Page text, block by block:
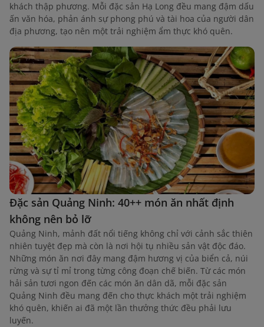
khách thập phương. Mỗi đặc sản Hạ Long đều mang đậm dấu
ấn văn hóa, phản ánh sự phong phú và tài hoa của người dân
địa phương, tạo nên một trải nghiệm ẩm thực khó quên.
Đặc sản Quảng Ninh: 40++ món ăn nhất định
không nên bỏ lỡ
Quảng Ninh, mảnh đất nổi tiếng không chỉ với cảnh sắc thiên
nhiên tuyệt đẹp mà còn là nơi hội tụ nhiều sản vật độc đáo.
Những món ăn nơi đây mang đậm hương vị của biển cả, núi
rừng và sự tỉ mỉ trong từng công đoạn chế biến. Từ các món
hải sản tươi ngon đến các món ăn dân dã, mỗi đặc sản
Quảng Ninh đều mang đến cho thực khách một trải nghiệm
khó quên, khiến ai đã một lần thưởng thức đều phải lưu
luyến.